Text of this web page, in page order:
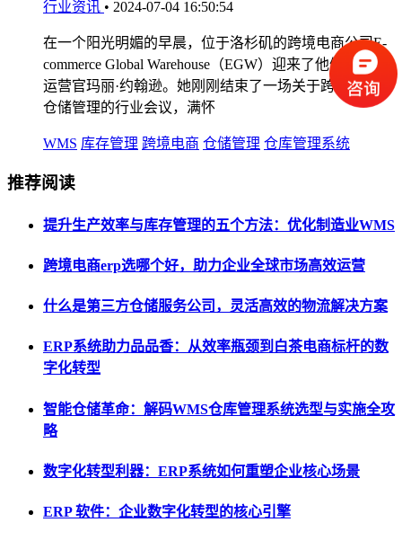
行业资讯 • 2024-07-04 16:50:54
在一个阳光明媚的早晨，位于洛杉矶的跨境电商公司E-
commerce Global Warehouse（EGW）迎来了他们的首席
运营官玛丽·约翰逊。她刚刚结束了一场关于跨境WMS
仓储管理的行业会议，满怀
WMS 库存管理 跨境电商 仓储管理 仓库管理系统
推荐阅读
提升生产效率与库存管理的五个方法：优化制造业WMS
跨境电商erp选哪个好，助力企业全球市场高效运营
什么是第三方仓储服务公司，灵活高效的物流解决方案
ERP系统助力品品香：从效率瓶颈到白茶电商标杆的数
字化转型
智能仓储革命：解码WMS仓库管理系统选型与实施全攻
略
数字化转型利器：ERP系统如何重塑企业核心场景
ERP 软件：企业数字化转型的核心引擎